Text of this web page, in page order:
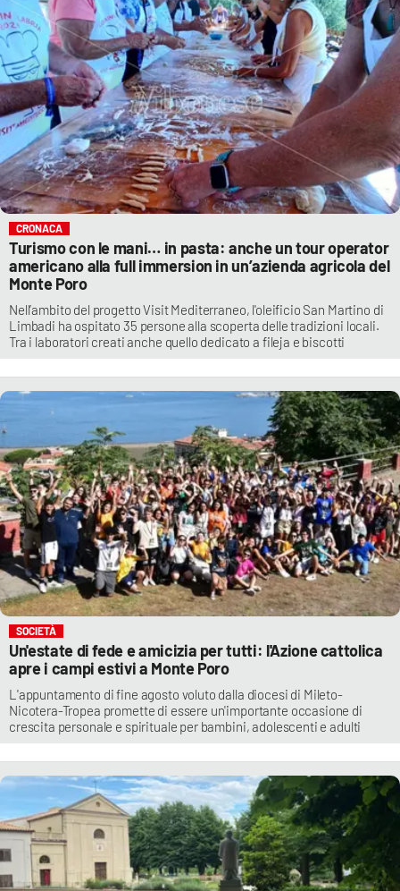
CRONACA
Turismo con le mani… in pasta: anche un tour operator
americano alla full immersion in un’azienda agricola del
Monte Poro
Nell’ambito del progetto Visit Mediterraneo, l'oleificio San Martino di
Limbadi ha ospitato 35 persone alla scoperta delle tradizioni locali.
Tra i laboratori creati anche quello dedicato a fileja e biscotti
SOCIETÀ
Un'estate di fede e amicizia per tutti: l'Azione cattolica
apre i campi estivi a Monte Poro
L'appuntamento di fine agosto voluto dalla diocesi di Mileto-
Nicotera-Tropea promette di essere un'importante occasione di
crescita personale e spirituale per bambini, adolescenti e adulti